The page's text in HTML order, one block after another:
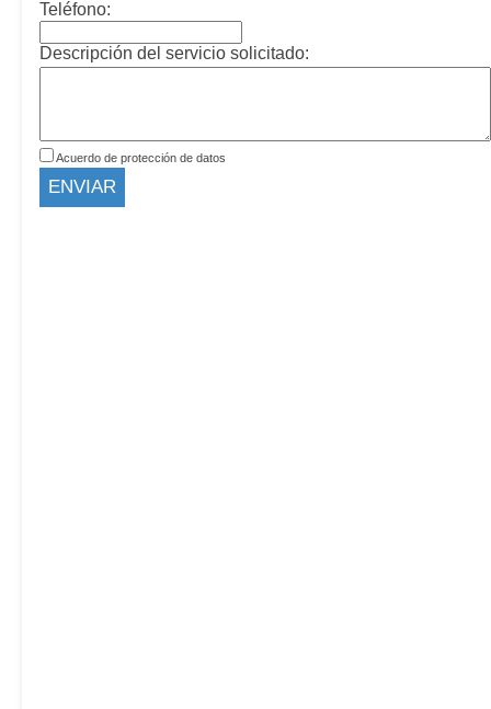
Teléfono:
Descripción del servicio solicitado:
Acuerdo de protección de datos